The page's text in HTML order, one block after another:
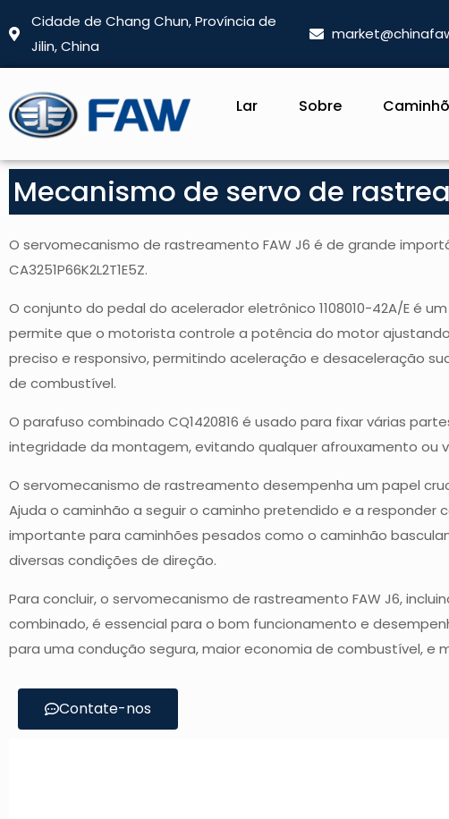
Cidade de Chang Chun, Província de
Jilin, China
Lar Sobre
Mecanismo de servo de
O servomecanismo de rastreamento FAW J6 é de grande
CA3251P66K2L2T1E5Z.
O conjunto do pedal do acelerador eletrônico 1108010-42A/E é
permite que o motorista controle a potência do motor
preciso e responsivo, permitindo aceleração e desaceleração
de combustível.
O parafuso combinado CQ1420816 é usado para fixar várias
integridade da montagem, evitando qualquer afrouxamento ou
O servomecanismo de rastreamento desempenha um papel
Ajuda o caminhão a seguir o caminho pretendido e a
importante para caminhões pesados ​​como o caminhão
diversas condições de direção.
Para concluir, o servomecanismo de rastreamento FAW J6,
combinado, é essencial para o bom funcionamento e
para uma condução segura, maior economia de combustível, e
Contate-nos